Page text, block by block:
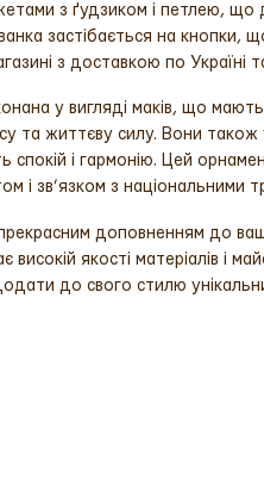
з ґудзиком і петлею, що
застібається на кнопки,
з доставкою по Україні
у вигляді маків, що
та життєву силу. Вони
спокій і гармонію. Цей
і зв’язком з національними
доповненням до
високій якості матеріалів
до свого стилю